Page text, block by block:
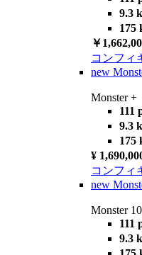
9.3
175
￥
コンフィ
new
Monster +
111
9.3
175
¥
コンフィ
new
Monster
111
9.3